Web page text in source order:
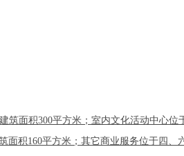
筑面积300平方米；室内文化活动中心
积160平方米；其它商业服务位于四